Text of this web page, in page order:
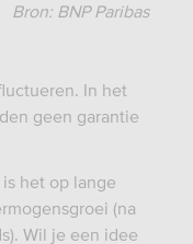
Bron: BNP Paribas
In het
geen garantie
het op lange
(na
Wil je een idee